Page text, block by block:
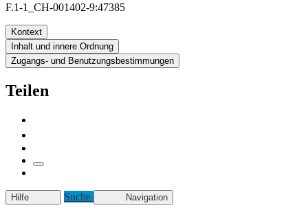
F.1-1_CH-001402-9:47385
Kontext
Inhalt und innere Ordnung
Zugangs- und Benutzungsbestimmungen
Teilen
Hilfe Suche Navigation